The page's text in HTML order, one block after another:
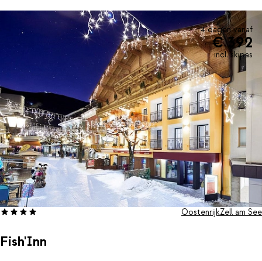
comfortabele en ruime kamers van het hotel. Wie wist dat een
wintersportvakantie in Oostenrijk zo ontspannend kon zijn?
4 dagen vanaf
€ 392
incl. skipas
Fish'Inn
OostenrijkZell am See